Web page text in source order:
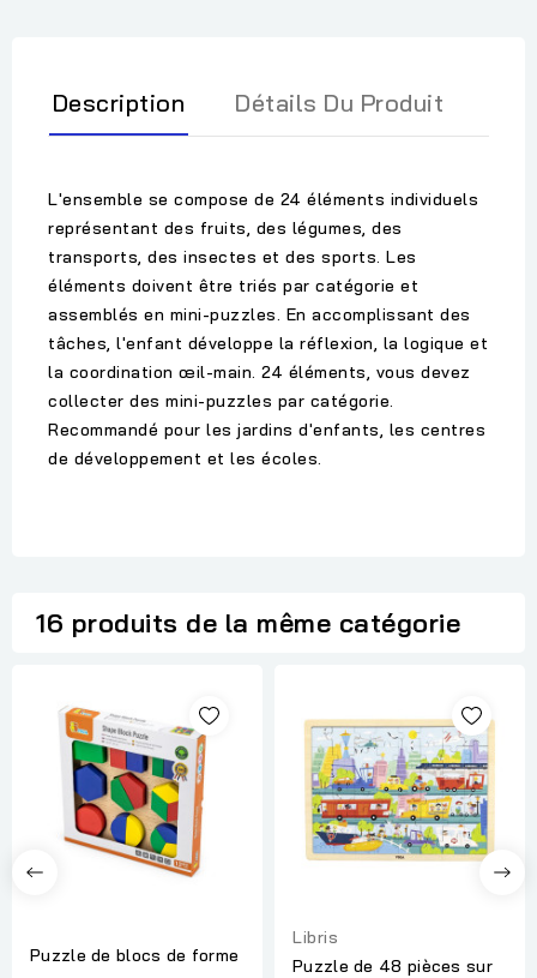
Description Détails Du Produit
L'ensemble se compose de 24 éléments individuels
représentant des fruits, des légumes, des
transports, des insectes et des sports. Les
éléments doivent être triés par catégorie et
assemblés en mini-puzzles. En accomplissant des
tâches, l'enfant développe la réflexion, la logique et
la coordination œil-main. 24 éléments, vous devez
collecter des mini-puzzles par catégorie.
Recommandé pour les jardins d'enfants, les centres
de développement et les écoles.
16 produits de la même catégorie
Puzzle de blocs de forme
Libris
Puzzle de 48 pièces sur